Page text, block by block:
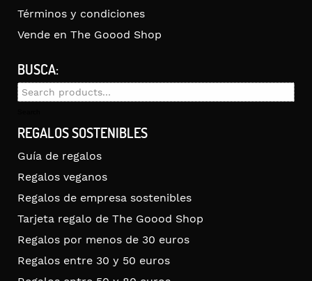
Términos y condiciones
Vende en The Goood Shop
BUSCA:
Search
REGALOS SOSTENIBLES
Guía de regalos
Regalos veganos
Regalos de empresa sostenibles
Tarjeta regalo de The Goood Shop
Regalos por menos de 30 euros
Regalos entre 30 y 50 euros